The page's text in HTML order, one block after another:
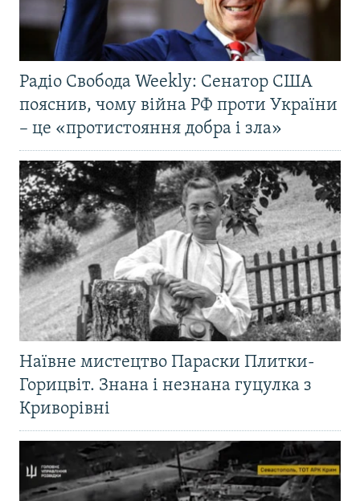
Радіо Свобода Weekly: Сенатор США
пояснив, чому війна РФ проти України
– це «протистояння добра і зла»
Наївне мистецтво Параски Плитки-
Горицвіт. Знана і незнана гуцулка з
Криворівні